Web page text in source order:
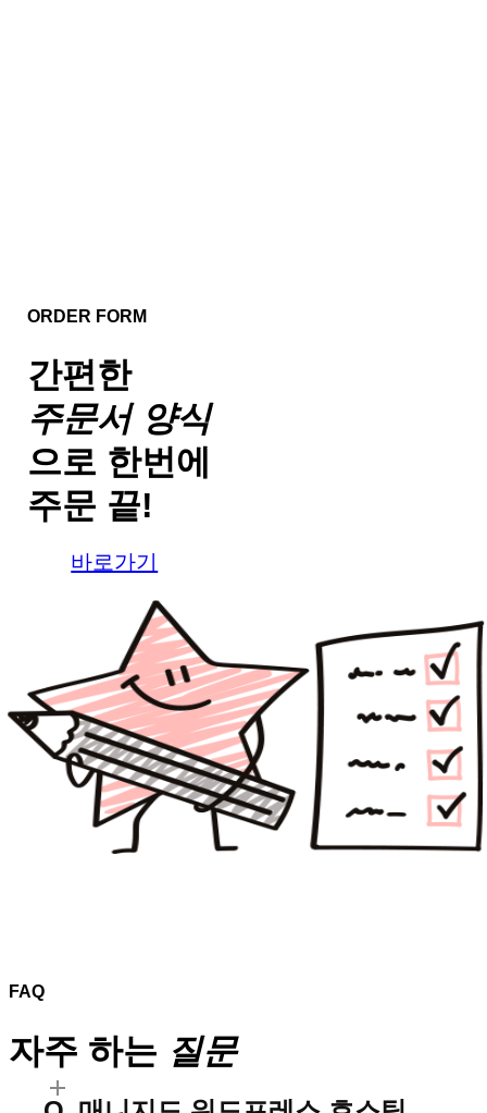
ORDER FORM
간편한
주문서 양식
으로 한번에
주문 끝!
바로가기
FAQ
자주 하는 질문